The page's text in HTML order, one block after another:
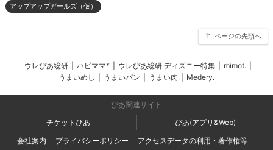
アップアップガールズ（仮）
ページの先頭へ
ウレぴあ総研 ハピママ* ウレぴあ総研 ディズニー特集 mimot.
うまいめし
うまいパン うまい肉 Medery.
ぴあ関連サイト
チケットぴあ
ぴあ(アプリ&Web)
会社案内
プライバシーポリシー
アクセスデータの利用・著作権等